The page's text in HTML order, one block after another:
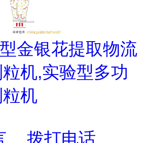
金银花提取物流
机,实验型多功
机
拨打电话